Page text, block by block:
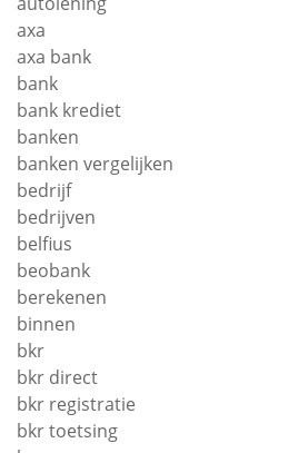
axa
axa bank
bank
bank krediet
banken
banken vergelijken
bedrijf
bedrijven
belfius
beobank
berekenen
binnen
bkr
bkr direct
bkr registratie
bkr toetsing